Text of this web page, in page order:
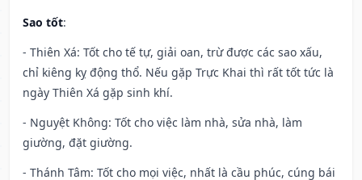
Sao tốt:
- Thiên Xá: Tốt cho tế tự, giải oan, trừ được các sao xấu,
chỉ kiêng kỵ động thổ. Nếu gặp Trực Khai thì rất tốt tức là
ngày Thiên Xá gặp sinh khí.
- Nguyệt Không: Tốt cho việc làm nhà, sửa nhà, làm
giường, đặt giường.
- Thánh Tâm: Tốt cho mọi việc, nhất là cầu phúc, cúng bái